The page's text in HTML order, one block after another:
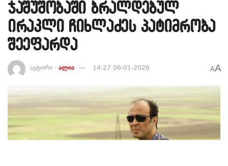
ჯაშუშობაში ბრალდებულ
ირაკლი ჩიხლაძეს პატიმრობა
შეეფარდა
ავტორი - ალია 14:27 06-01-2026 AA